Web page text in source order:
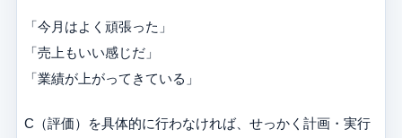
「今月はよく頑張った」
「売上もいい感じだ」
「業績が上がってきている」
C（評価）を具体的に行わなければ、せっかく計画・実行